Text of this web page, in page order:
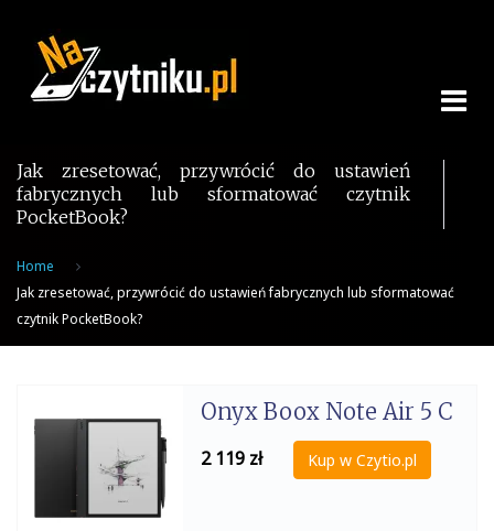
content
Jak zresetować, przywrócić do ustawień
fabrycznych lub sformatować czytnik
PocketBook?
Home
Jak zresetować, przywrócić do ustawień fabrycznych lub sformatować
czytnik PocketBook?
Onyx Boox Note Air 5 C
2 119 zł Kup w Czytio.pl